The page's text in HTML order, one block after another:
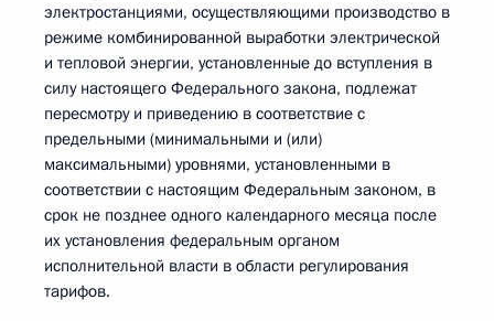
электростанциями, осуществляющими производство в
режиме комбинированной выработки электрической
и тепловой энергии, установленные до вступления в
силу настоящего Федерального закона, подлежат
пересмотру и приведению в соответствие с
предельными (минимальными и (или)
максимальными) уровнями, установленными в
соответствии с настоящим Федеральным законом, в
срок не позднее одного календарного месяца после
их установления федеральным органом
исполнительной власти в области регулирования
тарифов.